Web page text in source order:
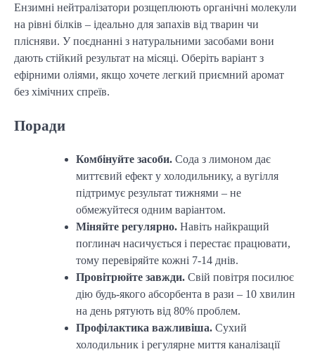
Ензимні нейтралізатори розщеплюють органічні молекули
на рівні білків – ідеально для запахів від тварин чи
плісняви. У поєднанні з натуральними засобами вони
дають стійкий результат на місяці. Оберіть варіант з
ефірними оліями, якщо хочете легкий приємний аромат
без хімічних спреїв.
Поради
Комбінуйте засоби. Сода з лимоном дає
миттєвий ефект у холодильнику, а вугілля
підтримує результат тижнями – не
обмежуйтеся одним варіантом.
Міняйте регулярно. Навіть найкращий
поглинач насичується і перестає працювати,
тому перевіряйте кожні 7-14 днів.
Провітрюйте завжди. Свій повітря посилює
дію будь-якого абсорбента в рази – 10 хвилин
на день рятують від 80% проблем.
Профілактика важливіша. Сухий
холодильник і регулярне миття каналізації